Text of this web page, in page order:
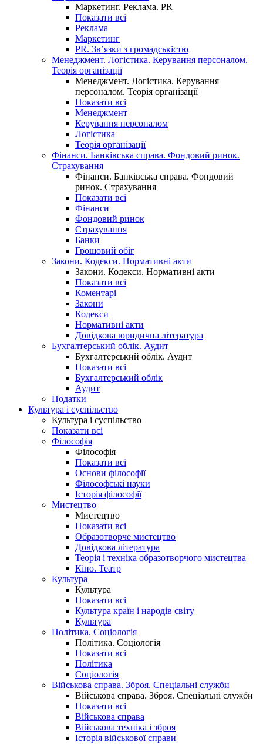
Маркетинг. Реклама. PR
Показати всі
Реклама
Маркетинг
PR. Зв’язки з громадськістю
Менеджмент. Логістика. Керування персоналом.
Теорія організації
Менеджмент. Логістика. Керування
персоналом. Теорія організації
Показати всі
Менеджмент
Керування персоналом
Логістика
Теорія організації
Фінанси. Банківська справа. Фондовий ринок.
Страхування
Фінанси. Банківська справа. Фондовий
ринок. Страхування
Показати всі
Фінанси
Фондовий ринок
Страхування
Банки
Грошовий обіг
Закони. Кодекси. Нормативні акти
Закони. Кодекси. Нормативні акти
Показати всі
Коментарі
Закони
Кодекси
Нормативні акти
Довідкова юридична література
Бухгалтерський облік. Аудит
Бухгалтерський облік. Аудит
Показати всі
Бухгалтерський облік
Аудит
Податки
Культура і суспільство
Культура і суспільство
Показати всі
Філософія
Філософія
Показати всі
Основи філософії
Філософські науки
Історія філософії
Мистецтво
Мистецтво
Показати всі
Образотворче мистецтво
Довідкова література
Теорія і техніка образотворчого мистецтва
Кіно. Театр
Культура
Культура
Показати всі
Культура країн і народів світу
Культура
Політика. Соціологія
Політика. Соціологія
Показати всі
Політика
Соціологія
Військова справа. Зброя. Спеціальні служби
Військова справа. Зброя. Спеціальні служби
Показати всі
Військова справа
Військова техніка і зброя
Історія військової справи